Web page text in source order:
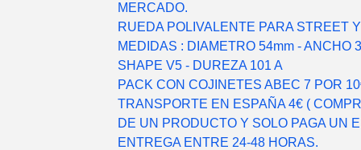
MERCADO.
RUEDA POLIVALENTE PARA STREET
MEDIDAS : DIAMETRO 54mm - ANCHO
SHAPE V5 - DUREZA 101 A
PACK CON COJINETES ABEC 7 POR
TRANSPORTE EN ESPAÑA 4€ (
DE UN PRODUCTO Y SOLO PAGA UN
ENTREGA ENTRE 24-48 HORAS.